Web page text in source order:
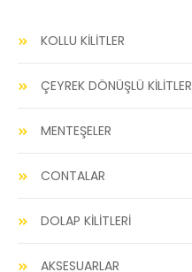
KOLLU KİLİTLER
ÇEYREK DÖNÜŞLÜ KİLİTLER
MENTEŞELER
CONTALAR
DOLAP KİLİTLERİ
AKSESUARLAR